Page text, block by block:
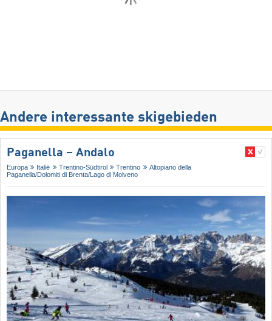
Andere interessante skigebieden
Paganella – Andalo
Europa Italië Trentino-Südtirol Trentino
Altopiano della
Paganella/​Dolomiti di Brenta/​Lago di Molveno